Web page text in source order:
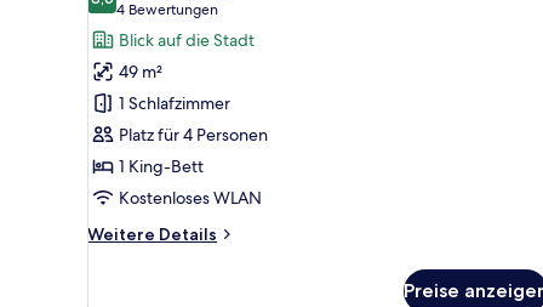
Executive-
Zimmer,
Terrasse
anzeigen
8,6 von 10
4 Bewertungen
(4
Bewertungen)
Blick auf die Stadt
49 m²
1 Schlafzimmer
Platz für 4 Personen
1 King-Bett
Kostenloses WLAN
Weitere Details
Weitere
Preise